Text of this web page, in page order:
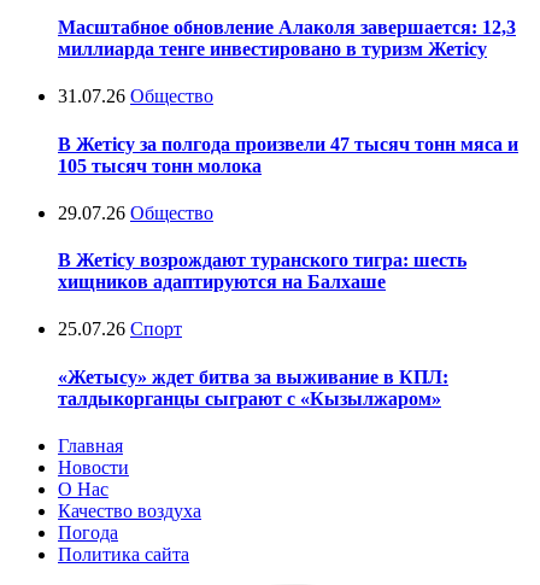
Масштабное обновление Алаколя завершается: 12,3
миллиарда тенге инвестировано в туризм Жетісу
31.07.26 Общество
В Жетісу за полгода произвели 47 тысяч тонн мяса и
105 тысяч тонн молока
29.07.26 Общество
В Жетісу возрождают туранского тигра: шесть
хищников адаптируются на Балхаше
25.07.26 Спорт
«Жетысу» ждет битва за выживание в КПЛ:
талдыкорганцы сыграют с «Кызылжаром»
Главная
Новости
О Нас
Качество воздуха
Погода
Политика сайта